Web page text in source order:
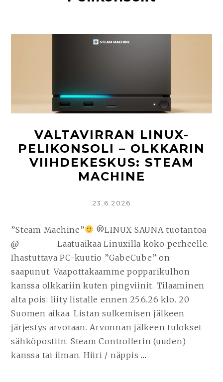
VALTAVIRRAN LINUX-
PELIKONSOLI – OLKKARIN
VIIHDEKESKUS: STEAM
MACHINE
KIRJOITETTU
23.6.2026
”Steam Machine”
®LINUX-SAUNA tuotantoa
@ Laatuaikaa Linuxilla koko perheelle.
Ihastuttava PC-kuutio ”GabeCube” on
saapunut. Vaapottakaamme popparikulhon
kanssa olkkariin kuten pingviinit. Tilaaminen
alta pois: liity listalle ennen 25.6.26 klo. 20
Suomen aikaa. Listan sulkemisen jälkeen
järjestys arvotaan. Arvonnan jälkeen tulokset
sähköpostiin. Steam Controllerin (uuden)
kanssa tai ilman. Hiiri / näppis…